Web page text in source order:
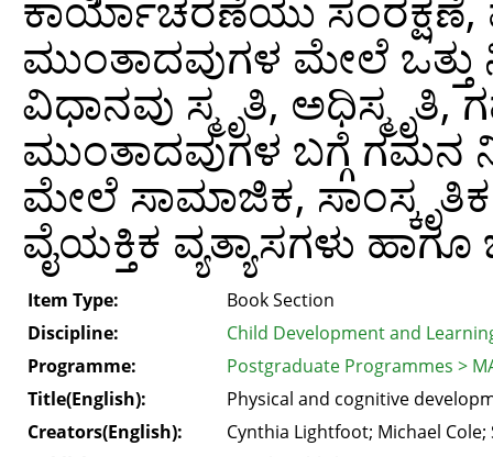
ಮುಂತಾದವುಗಳ ಮೇಲೆ
ವಿಧಾನವು ಸ್ಮೃತಿ,
ಮುಂತಾದವುಗಳ ಬಗ್ಗೆ ಗಮನ
ಮೇಲೆ ಸಾಮಾಜಿಕ, ಸಾಂಸ್ಕೃತಿಕ
ವೈಯಕ್ತಿಕ ವ್ಯತ್ಯಾಸಗಳು
Item Type:
Book Section
Discipline:
Child Development and
Programme:
Postgraduate Programmes >
Title(English):
Physical and cognitive
Creators(English):
Cynthia Lightfoot; Michael Cole;